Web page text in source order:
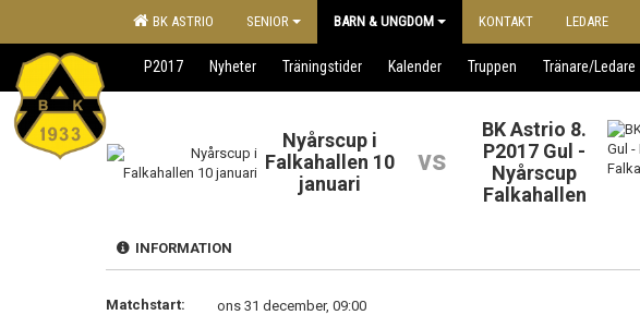
BK ASTRIO SENIOR BARN & UNGDOM KONTAKT LEDARE
P2017 Nyheter Träningstider Kalender Truppen Tränare/Ledare
Nyårscup i
Falkahallen 10
januari
vs
BK Astrio 8.
P2017 Gul -
Nyårscup
Falkahallen
INFORMATION
Matchstart:
ons 31 december, 09:00